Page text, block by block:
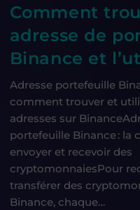
Comment
adresse de
Binance et
Adresse portefeuille
comment trouver et
adresses sur
portefeuille Binance : la
envoyer et recevoir des
cryptomonnaiesPour
transférer des
Binance, chaque…